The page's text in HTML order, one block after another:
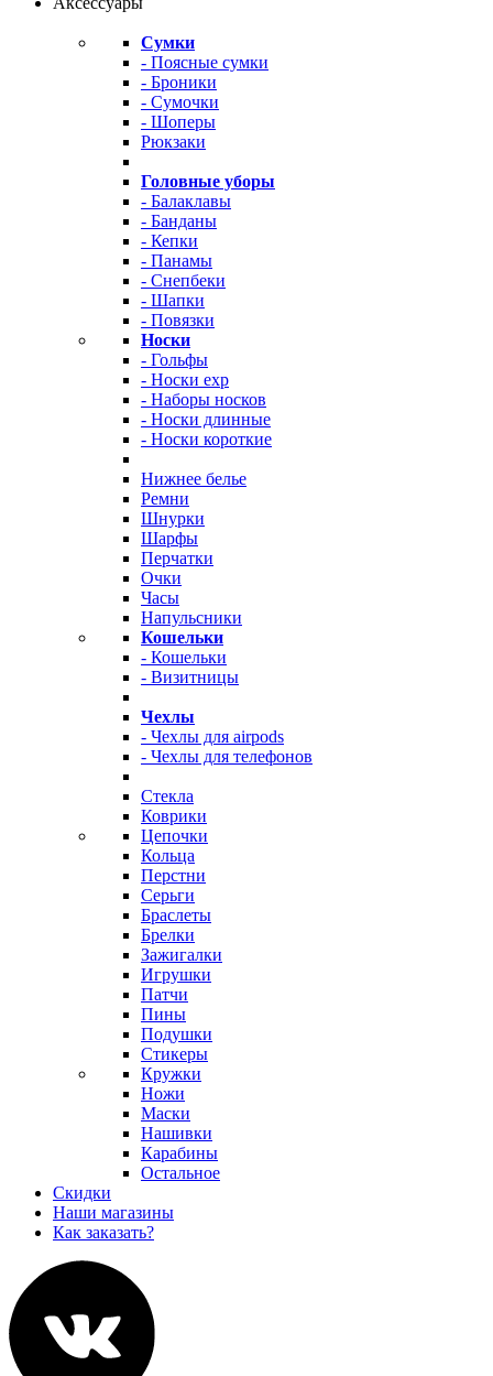
Сумки
- Поясные сумки
- Броники
- Сумочки
- Шоперы
Рюкзаки
Головные уборы
- Балаклавы
- Банданы
- Кепки
- Панамы
- Снепбеки
- Шапки
- Повязки
Носки
- Гольфы
- Носки exp
- Наборы носков
- Носки длинные
- Носки короткие
Нижнее белье
Ремни
Шнурки
Шарфы
Перчатки
Очки
Часы
Напульсники
Кошельки
- Кошельки
- Визитницы
Чехлы
- Чехлы для airpods
- Чехлы для телефонов
Стекла
Коврики
Цепочки
Кольца
Перстни
Серьги
Браслеты
Брелки
Зажигалки
Игрушки
Патчи
Пины
Подушки
Стикеры
Кружки
Ножи
Маски
Нашивки
Карабины
Остальное
Скидки
Наши магазины
Как заказать?